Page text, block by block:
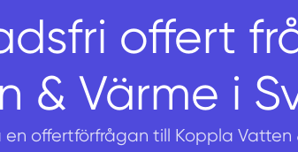
offert
& Värme i
offertförfrågan till Koppla Vatten